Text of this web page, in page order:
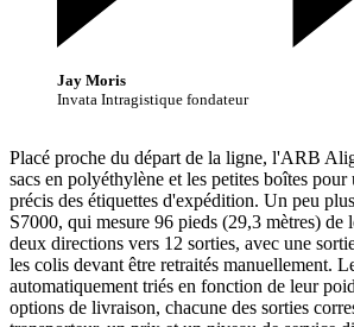
Jay Moris
Invata Intragistique fondateur
Placé proche du départ de la ligne, l'ARB
sacs en polyéthylène et les petites boîtes
précis des étiquettes d'expédition. Un peu
S7000, qui mesure 96 pieds (29,3 mètres) de
deux directions vers 12 sorties, avec une
les colis devant être retraités manuellement.
automatiquement triés en fonction de leur
options de livraison, chacune des sorties